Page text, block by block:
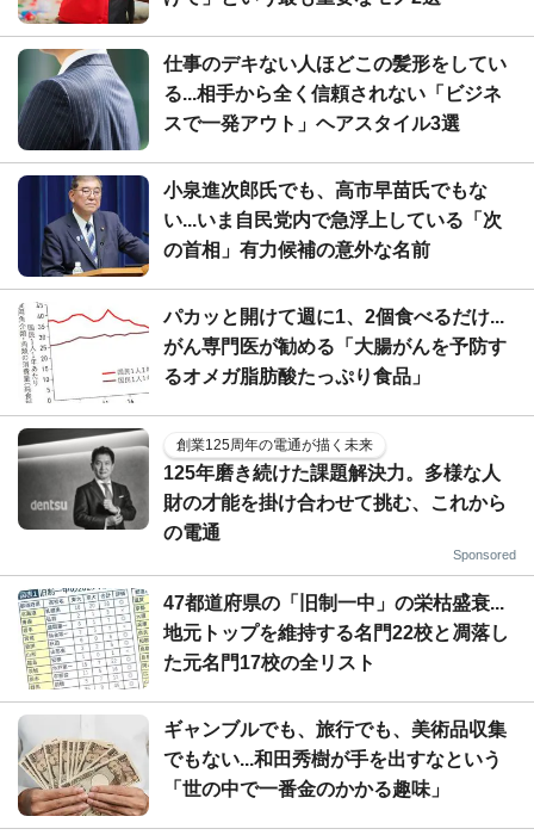
仕事のデキない人ほどこの髪形をしてい
る...相手から全く信頼されない「ビジネ
スで一発アウト」ヘアスタイル3選
小泉進次郎氏でも、高市早苗氏でもな
い...いま自民党内で急浮上している「次
の首相」有力候補の意外な名前
パカッと開けて週に1、2個食べるだけ...
がん専門医が勧める「大腸がんを予防す
るオメガ脂肪酸たっぷり食品」
創業125周年の電通が描く未来
125年磨き続けた課題解決力。多様な人
財の才能を掛け合わせて挑む、これから
の電通
Sponsored
47都道府県の「旧制一中」の栄枯盛衰...
地元トップを維持する名門22校と凋落し
た元名門17校の全リスト
ギャンブルでも、旅行でも、美術品収集
でもない...和田秀樹が手を出すなという
「世の中で一番金のかかる趣味」